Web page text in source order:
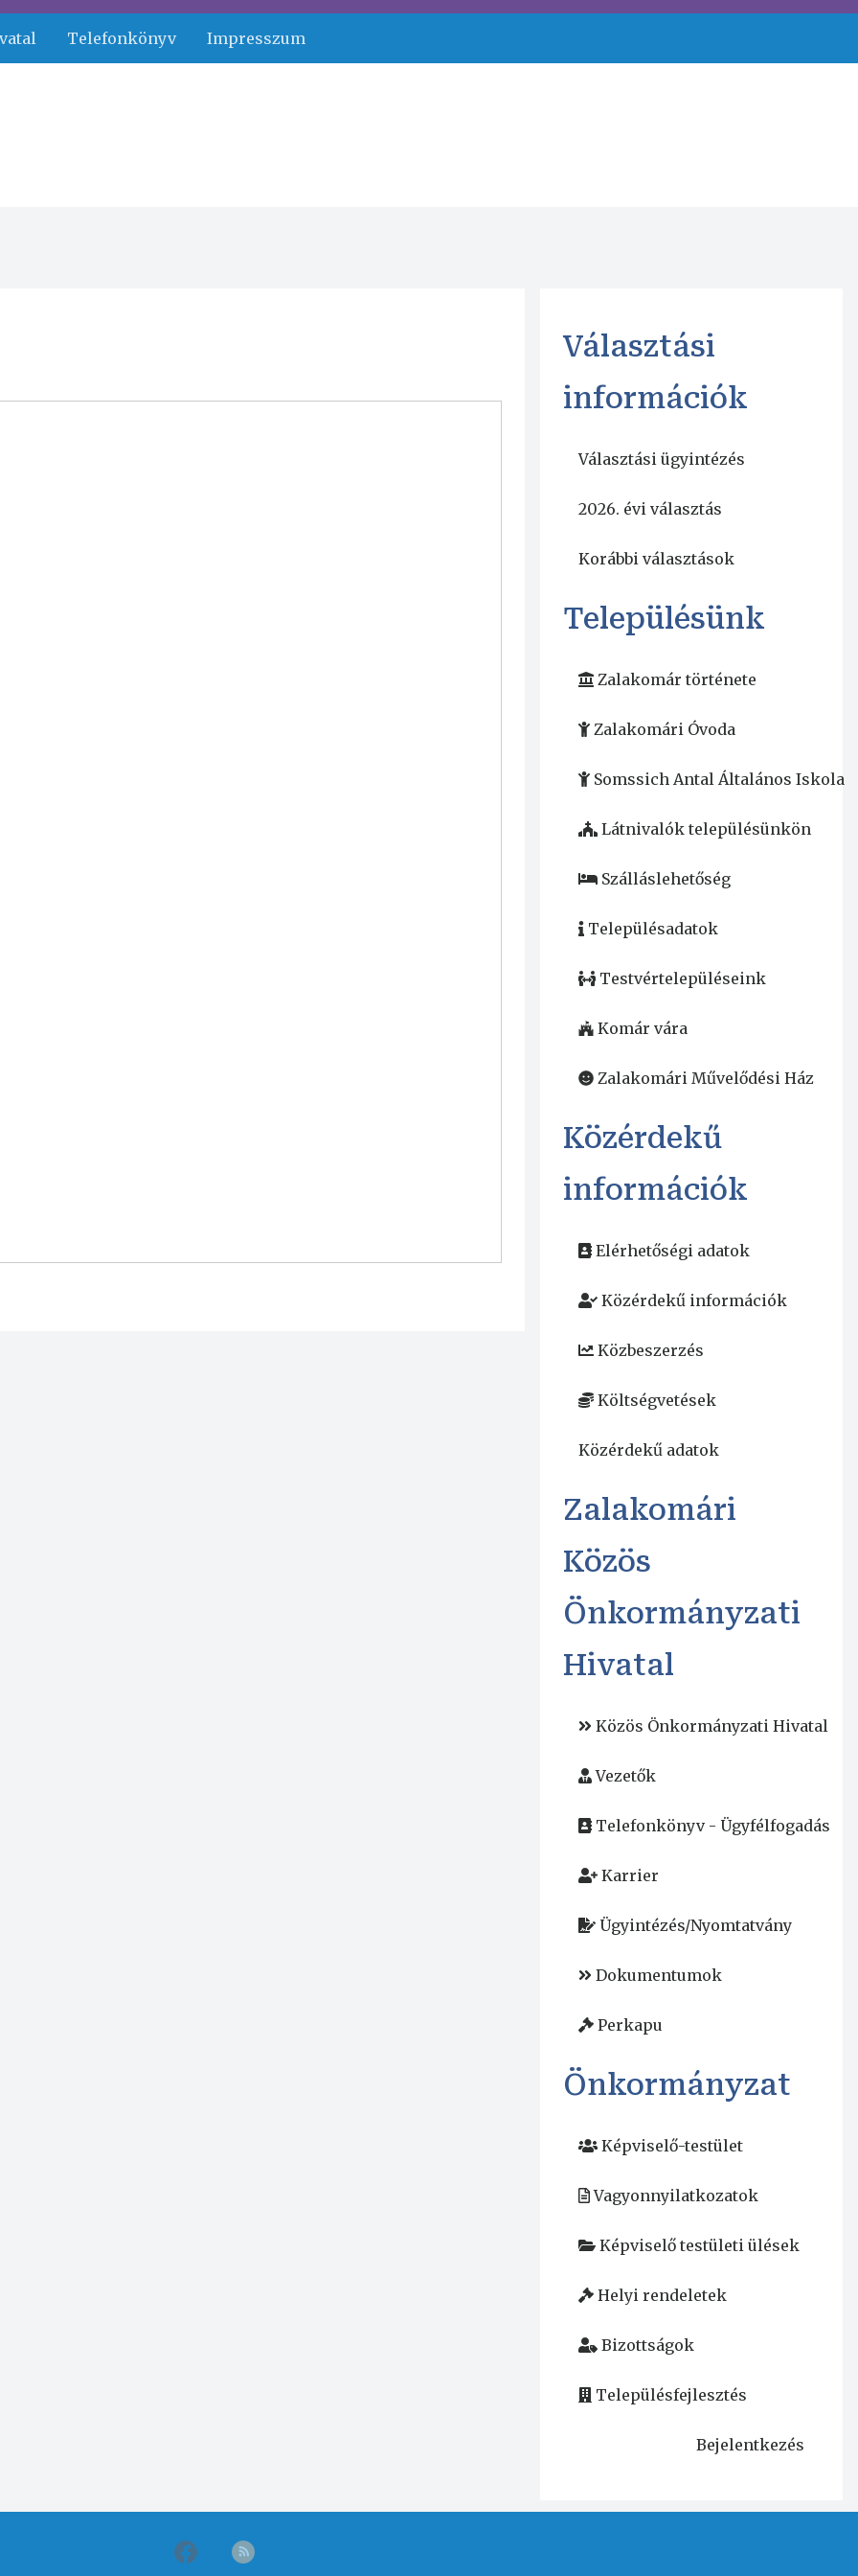
Telefonkönyv Impresszum
Választási
információk
Választási ügyintézés
2026. évi választás
Korábbi választások
Településünk
Zalakomár története
Zalakomári Óvoda
Somssich Antal Általános Iskola
Látnivalók településünkön
Szálláslehetőség
Településadatok
Testvértelepüléseink
Komár vára
Zalakomári Művelődési Ház
Közérdekű
információk
Elérhetőségi adatok
Közérdekű információk
Közbeszerzés
Költségvetések
Közérdekű adatok
Zalakomári
Közös
Önkormányzati
Hivatal
Közös Önkormányzati Hivatal
Vezetők
Telefonkönyv - Ügyfélfogadás
Karrier
Ügyintézés/Nyomtatvány
Dokumentumok
Perkapu
Önkormányzat
Képviselő-testület
Vagyonnyilatkozatok
Képviselő testületi ülések
Helyi rendeletek
Bizottságok
Településfejlesztés
account
Bejelentkezés